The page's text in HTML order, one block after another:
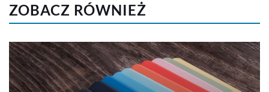
ZOBACZ RÓWNIEŻ